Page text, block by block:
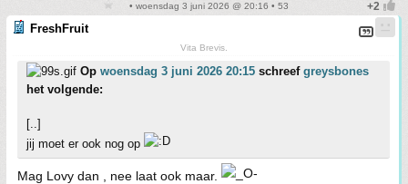
• woensdag 3 juni 2026 @ 20:16 • 53
FreshFruit
Vita Brevis.
Op woensdag 3 juni 2026 20:15 schreef greysbones
het volgende:
[..]
jij moet er ook nog op
Mag Lovy dan , nee laat ook maar.